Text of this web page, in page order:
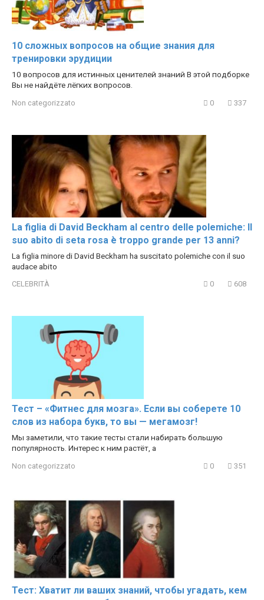
10 сложных вопросов на общие знания для
тренировки эрудиции
10 вопросов для истинных ценителей знаний В этой подборке
Вы не найдёте лёгких вопросов.
Non categorizzato 0 337
La figlia di David Beckham al centro delle polemiche: Il
suo abito di seta rosa è troppo grande per 13 anni?
La figlia minore di David Beckham ha suscitato polemiche con il suo
audace abito
CELEBRITÀ 0 608
Тест – «Фитнес для мозга». Если вы соберете 10
слов из набора букв, то вы — мегамозг!
Мы заметили, что такие тесты стали набирать большую
популярность. Интерес к ним растёт, а
Non categorizzato 0 351
Тест: Хватит ли ваших знаний, чтобы угадать, кем